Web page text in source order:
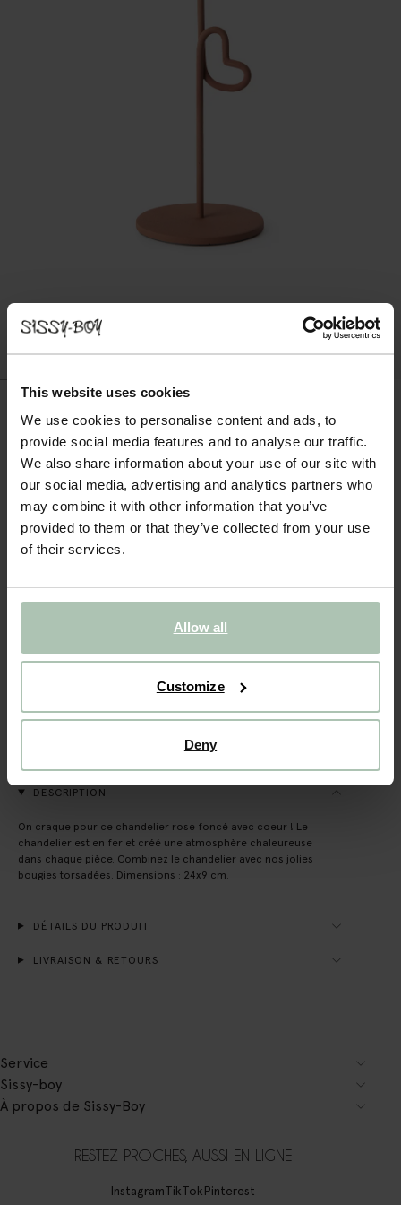
This website uses cookies
We use cookies to personalise content and ads, to
provide social media features and to analyse our traffic.
We also share information about your use of our site with
our social media, advertising and analytics partners who
may combine it with other information that you’ve
provided to them or that they’ve collected from your use
of their services.
Allow all
Customize
Deny
- 50%
Chandelier avec coeur - rose foncé
15.998.00
Taille sélectionnée: Onesize
Livraison gratuite en magasin
Payer après coup
DESCRIPTION
On craque pour ce chandelier rose foncé avec coeur ! Le
chandelier est en fer et créé une atmosphère chaleureuse
dans chaque pièce. Combinez le chandelier avec nos jolies
bougies torsadées. Dimensions : 24x9 cm.
DÉTAILS DU PRODUIT
LIVRAISON & RETOURS
Service
Sissy-boy
À propos de Sissy-Boy
RESTEZ PROCHES, AUSSI EN LIGNE
InstagramTikTokPinterest